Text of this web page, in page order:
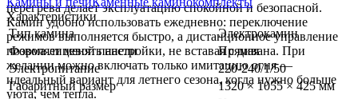
перегрева делает эксплуатацию спокойной и безопасной.
Камин удобно использовать ежедневно: переключение
режимов выполняется быстро, а дистанционное управление
позволяет менять настройки, не вставая с дивана. При
желании можно включать только имитацию огня —
идеальный вариант для летнего сезона, когда нужно больше
уюта, чем тепла.
Характеристики
Тип камина
Электрокамин
Форма лицевой панели
Прямая
Электропитание
220-240/1/50
Габаритный размер
1320 × 1055 × 425 мм